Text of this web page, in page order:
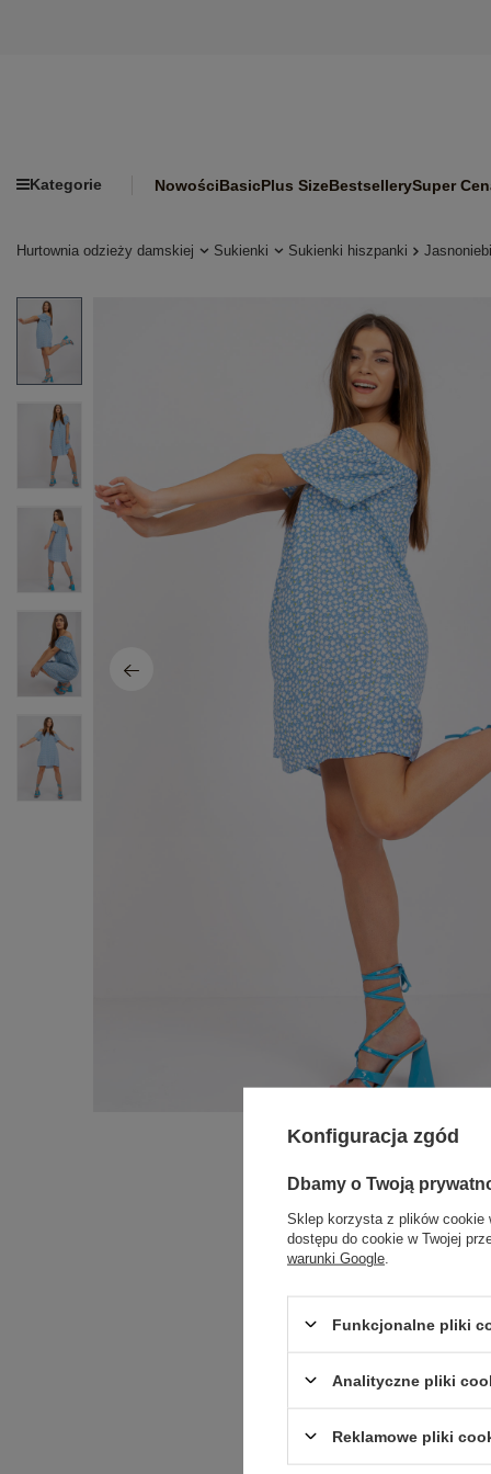
Kategorie NowościBasicPlus SizeBestsellerySuper
Hurtownia odzieży damskiej Sukienki Sukienki hiszpanki
Konfiguracja zgód
Dbamy o Twoją
Sklep korzysta z plików cookie
dostępu do cookie w Twojej
warunki Google
Funkcjonalne pliki
Analityczne pliki
Reklamowe pliki